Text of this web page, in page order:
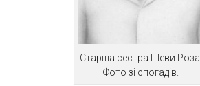
Старша сестра Шеви Роза.
Фото зі спогадів.